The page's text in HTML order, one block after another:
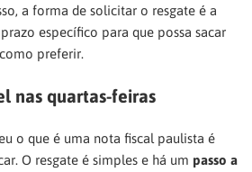
a forma de solicitar o resgate é a
específico para que possa sacar
preferir.
nas quartas-feiras
o que é uma nota fiscal paulista é
O resgate é simples e há um passo a